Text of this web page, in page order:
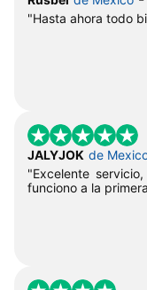
"Hasta ahora todo
JALYJOK de
"Excelente
funciono a la